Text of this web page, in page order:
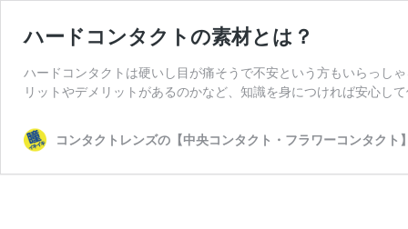
ハードコンタクトの素材とは？
ハードコンタクトは硬いし目が痛そうで不安という方もいらっ
リットやデメリットがあるのかなど、知識を身につければ安心し
コンタクトレンズの【中央コンタクト・フラワーコンタクト